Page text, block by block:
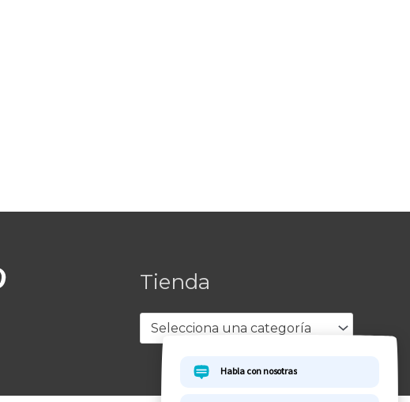
Tienda
Selecciona una categoría